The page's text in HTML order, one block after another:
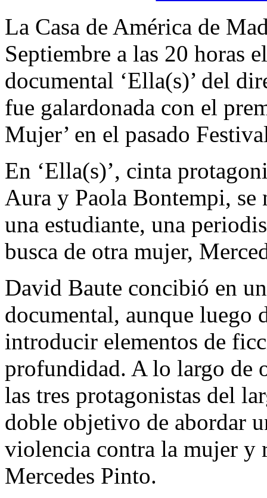
La Casa de América de
Septiembre a las 20 horas
documental ‘Ella(s)’ del
fue galardonada con el
Mujer’ en el pasado
En ‘Ella(s)’, cinta
Aura y Paola Bontempi, se
una estudiante, una
busca de otra mujer,
David Baute concibió en
documental, aunque luego
introducir elementos de
profundidad. A lo largo de
las tres protagonistas del
doble objetivo de abordar
violencia contra la mujer y
Mercedes Pinto.